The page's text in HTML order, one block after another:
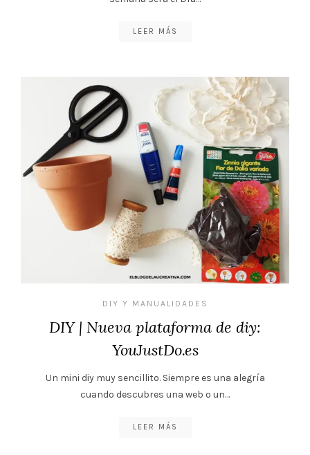
LEER MÁS
DIY Y MANUALIDADES
DIY | Nueva plataforma de diy:
YouJustDo.es
Un mini diy muy sencillito. Siempre es una alegría
cuando descubres una web o un…
LEER MÁS